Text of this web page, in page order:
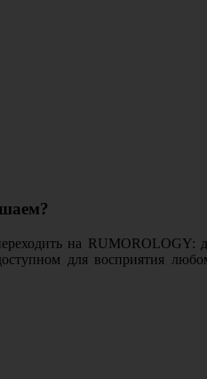
на RUMOROLOGY:
для восприятия